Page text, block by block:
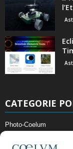
CATEGORIE
Photo-Coelum